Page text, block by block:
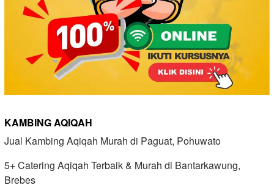
KAMBING AQIQAH
Jual Kambing Aqiqah Murah di Paguat, Pohuwato
5+ Catering Aqiqah Terbaik & Murah di Bantarkawung,
Brebes